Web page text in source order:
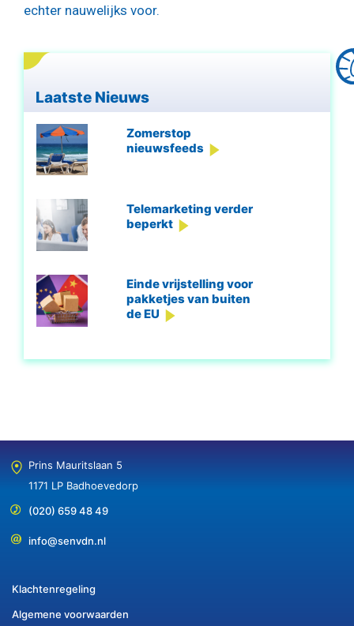
echter nauwelijks voor.
Laatste Nieuws
Zomerstop
nieuwsfeeds
Telemarketing verder
beperkt
Einde vrijstelling voor
pakketjes van buiten
de EU
Prins Mauritslaan 5
1171 LP Badhoevedorp
(020) 659 48 49
info@senvdn.nl
Klachtenregeling
Algemene voorwaarden